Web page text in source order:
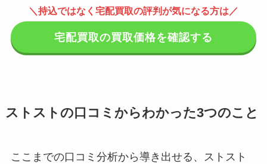
＼持込ではなく宅配買取の評判が気になる方は／
宅配買取の買取価格を確認する
ストストの口コミからわかった3つのこと
ここまでの口コミ分析から導き出せる、ストスト